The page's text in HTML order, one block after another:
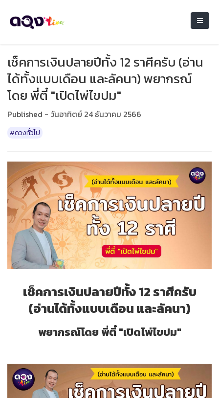
เช็คการเงินปลายปีทั้ง 12 ราศีครับ (อ่าน
ได้ทั้งแบบเดือน และลัคนา) พยากรณ์
โดย พี่ตี๋ "เปิดไพ่ไขปม"
Published - วันอาทิตย์ 24 ธันวาคม 2566
#ดวงทั่วไป
เช็คการเงินปลายปีทั้ง 12 ราศีครับ
(อ่านได้ทั้งแบบเดือน และลัคนา)
พยากรณ์โดย พี่ตี๋ "เปิดไพ่ไขปม"